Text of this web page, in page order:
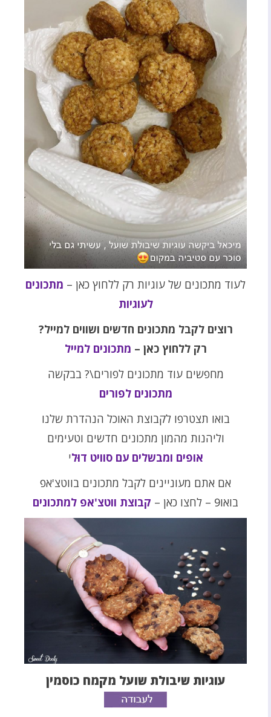
לעוד מתכונים של עוגיות רק ללחוץ כאן – מתכונים
לעוגיות
רוצים לקבל מתכונים חדשים ושווים למייל?
רק ללחוץ כאן – מתכונים למייל
מחפשים עוד מתכונים לפורים\? בבקשה
מתכונים לפורים
בואו תצטרפו לקבוצת האוכל הנהדרת שלנו
וליהנות מהמון מתכונים חדשים וטעימים
אופים ומבשלים עם סוויט דוּלי
אם אתם מעוניינים לקבל מתכונים בווטצ'אפ
בואו9 – לחצו כאן –
קבוצת ווטצ'אפ למתכונים
עוגיות שיבולת שועל מקמח כוסמין